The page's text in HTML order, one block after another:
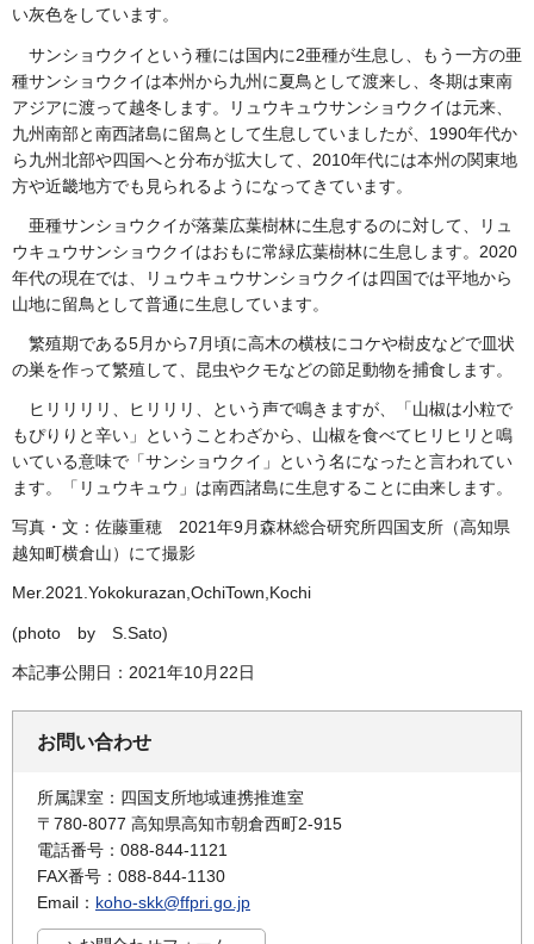
い灰色をしています。
サンショウクイという種には国内に2亜種が生息し、もう一方の亜
種サンショウクイは本州から九州に夏鳥として渡来し、冬期は東南
アジアに渡って越冬します。リュウキュウサンショウクイは元来、
九州南部と南西諸島に留鳥として生息していましたが、1990年代か
ら九州北部や四国へと分布が拡大して、2010年代には本州の関東地
方や近畿地方でも見られるようになってきています。
亜種サンショウクイが落葉広葉樹林に生息するのに対して、リュ
ウキュウサンショウクイはおもに常緑広葉樹林に生息します。2020
年代の現在では、リュウキュウサンショウクイは四国では平地から
山地に留鳥として普通に生息しています。
繁殖期である5月から7月頃に高木の横枝にコケや樹皮などで皿状
の巣を作って繁殖して、昆虫やクモなどの節足動物を捕食します。
ヒ リリリリ、ヒリリリ、という声で鳴きますが、「山椒は小粒で
もぴりりと辛い」ということわざから、山椒を食べてヒリヒリと鳴
いている意味で「サンショウクイ」という名になったと言われてい
ます。「リュウキュウ」は南西諸島に生息することに由来します。
写真・文：佐藤重穂
2021年9月森林総合研究所四国支所（高知県
越知町横倉山）にて撮影
Mer.2021.Yokokurazan,OchiTown,Kochi
(photo by S .Sato)
本記事公開日：2021年10月22日
お問い合わせ
所属課室：四国支所地域連携推進室
〒780-8077 高知県高知市朝倉西町2-915
電話番号：088-844-1121
FAX番号：088-844-1130
Email： koho-skk@ffpri.go.jp